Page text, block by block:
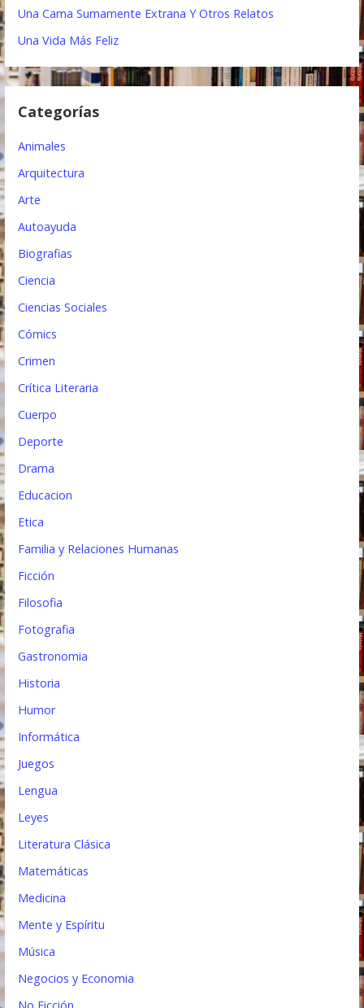
ó
d
n
Una Cama Sumamente Extrana Y Otros Relatos
Una Vida Más Feliz
Categorías
Animales
Arquitectura
Arte
Autoayuda
Biografias
Ciencia
Ciencias Sociales
Cómics
Crimen
Crítica Literaria
Cuerpo
Deporte
Drama
Educacion
Etica
Familia y Relaciones Humanas
Ficción
Filosofia
Fotografia
Gastronomia
Historia
Humor
Informática
Juegos
Lengua
Leyes
Literatura Clásica
Matemáticas
Medicina
Mente y Espíritu
Música
Negocios y Economia